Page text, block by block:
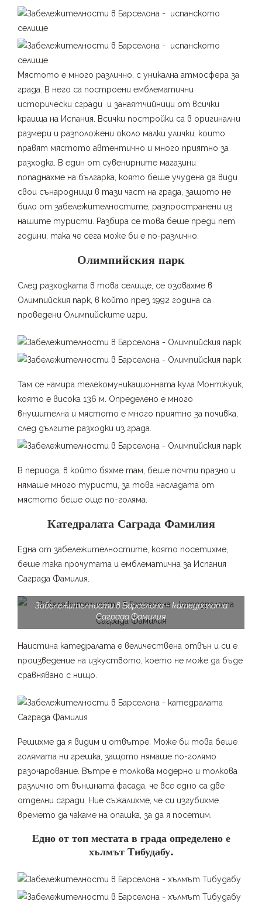
Мястото е много различно, с уникална атмосфера за
града. В него са построени емблематични
исторически сгради и занаятчийници от всички
краища на Испания. Всички постройки са в оригинални
размери и разположени около малки улички, които
правят мястото автентично и много приятно за
разходка. В един от сувенирните магазини
попаднахме на българка, която беше учудена да види
свои сънародници в тази част на града, защото не
било от забележителностите, разпространени из
нашите туристи. Разбира се това беше преди пет
години, така че сега може би е по-различно.
Олимпийския парк
След разходката в това селище, се озовахме в
Олимпийския парк, в който през 1992 година са
проведени Олимпийските игри.
Там се намира телекомуникационната кула Монтжуик,
която е висока 136 м. Определено е много
внушителна и мястото е много приятно за почивка,
след дългите разходки из града.
В периода, в който бяхме там, беше почти празно и
нямаше много туристи, за това насладата от
мястото беше още по-голяма.
Катедралата Саграда Фамилия
Една от забележителностите, която посетихме,
беше така прочутата и емблематична за Испания
Саграда Фамилия.
Забележителности в Барселона – катедралата
Саграда Фамилия
Наистина катедралата е величествена отвън и си е
произведение на изкуството, което не може да бъде
сравнявано с нищо.
Решихме да я видим и отвътре. Може би това беше
голямата ни грешка, защото нямаше по-голямо
разочарование. Вътре е толкова модерно и толкова
различно от външната фасада, че все едно са две
отделни сгради. Ние съжалихме, че си изгубихме
времето да чакаме на опашка, за да я посетим.
Едно от топ местата в града определено е
хълмът Тибудабу.